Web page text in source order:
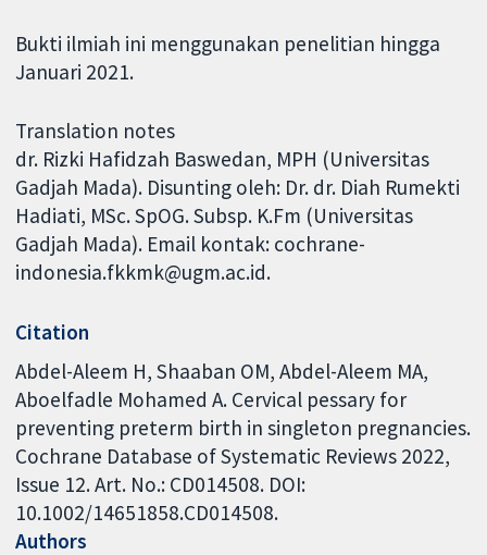
Bukti ilmiah ini menggunakan penelitian hingga
Januari 2021.
Translation notes
dr. Rizki Hafidzah Baswedan, MPH (Universitas
Gadjah Mada). Disunting oleh: Dr. dr. Diah Rumekti
Hadiati, MSc. SpOG. Subsp. K.Fm (Universitas
Gadjah Mada). Email kontak: cochrane-
indonesia.fkkmk@ugm.ac.id.
Citation
Abdel-Aleem H, Shaaban OM, Abdel-Aleem MA,
Aboelfadle Mohamed A. Cervical pessary for
preventing preterm birth in singleton pregnancies.
Cochrane Database of Systematic Reviews 2022,
Issue 12. Art. No.: CD014508. DOI:
10.1002/14651858.CD014508.
Authors